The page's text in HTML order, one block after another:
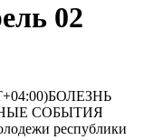
02
СОБЫТИЯ
республики